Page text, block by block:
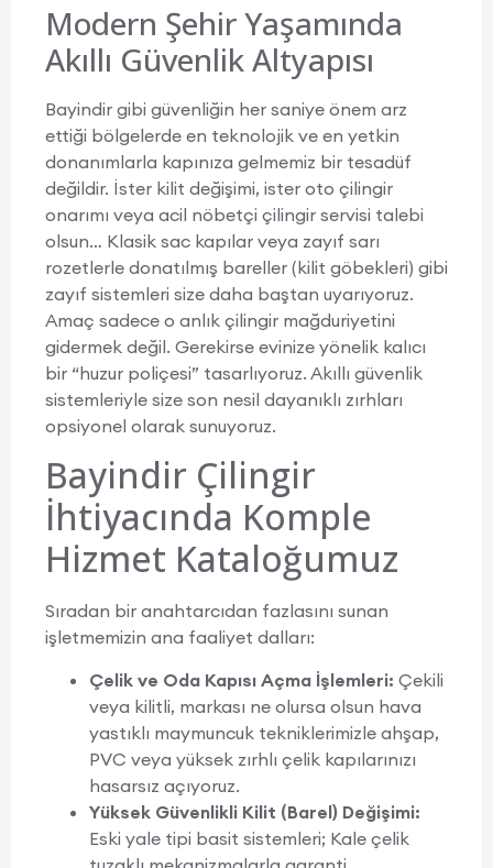
Modern Şehir Yaşamında
Akıllı Güvenlik Altyapısı
Bayindir gibi güvenliğin her saniye önem arz
ettiği bölgelerde en teknolojik ve en yetkin
donanımlarla kapınıza gelmemiz bir tesadüf
değildir. İster kilit değişimi, ister oto çilingir
onarımı veya acil nöbetçi çilingir servisi talebi
olsun… Klasik sac kapılar veya zayıf sarı
rozetlerle donatılmış bareller (kilit göbekleri) gibi
zayıf sistemleri size daha baştan uyarıyoruz.
Amaç sadece o anlık çilingir mağduriyetini
gidermek değil. Gerekirse evinize yönelik kalıcı
bir “huzur poliçesi” tasarlıyoruz. Akıllı güvenlik
sistemleriyle size son nesil dayanıklı zırhları
opsiyonel olarak sunuyoruz.
Bayindir Çilingir
İhtiyacında Komple
Hizmet Kataloğumuz
Sıradan bir anahtarcıdan fazlasını sunan
işletmemizin ana faaliyet dalları:
Çelik ve Oda Kapısı Açma İşlemleri: Çekili
veya kilitli, markası ne olursa olsun hava
yastıklı maymuncuk tekniklerimizle ahşap,
PVC veya yüksek zırhlı çelik kapılarınızı
hasarsız açıyoruz.
Yüksek Güvenlikli Kilit (Barel) Değişimi:
Eski yale tipi basit sistemleri; Kale çelik